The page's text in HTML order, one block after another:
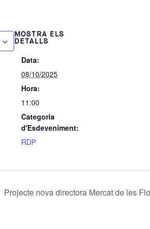
MOSTRA ELS
DETALLS
Data:
08/10/2025
Hora:
11:00
Categoria
d'Esdeveniment:
RDP
Projecte nova directora Mercat de les